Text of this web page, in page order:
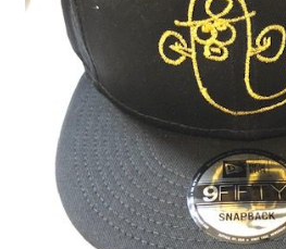
ブログ
BLOG
お問い合わせ
CONTACT